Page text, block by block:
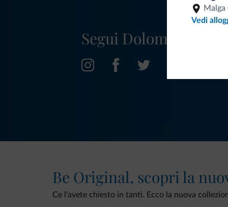
Malga
Vedi
Segui Dolomiti.it
Be Original, scopri la
Ce l'avete chiesto in tanti. Ecco la nuova